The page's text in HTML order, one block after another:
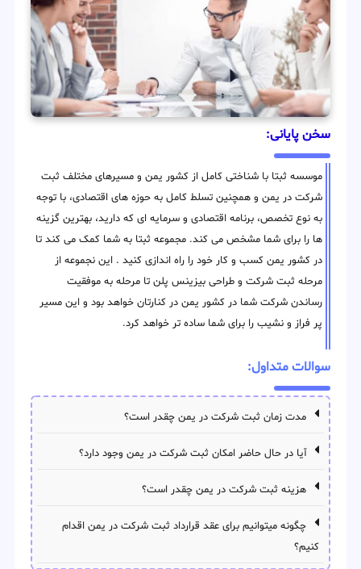
سخن پایانی:
موسسه ثبتا با شناختی کامل از کشور یمن و مسیرهای مختلف ثبت
شرکت در یمن و همچنین تسلط کامل به حوزه های اقتصادی، با توجه
به نوع تخصص، برنامه اقتصادی و سرمایه ای که دارید، بهترین گزینه
ها را برای شما مشخص می کند. مجموعه ثبتا به شما کمک می کند تا
در کشور یمن کسب و کار خود را راه اندازی کنید . این نجموعه از
مرحله ثبت شرکت و طراحی بیزینس پلن تا مرحله به موفقیت
رساندن شرکت شما در کشور یمن در کنارتان خواهد بود و این مسیر
پر فراز و نشیب را برای شما ساده تر خواهد کرد.
سوالات متداول:
مدت زمان ثبت شرکت در یمن چقدر است؟
آیا در حال حاضر امکان ثبت شرکت در یمن وجود دارد؟
هزینه ثبت شرکت در یمن چقدر است؟
چگونه میتوانیم برای عقد قرارداد ثبت شرکت در یمن اقدام
کنیم؟